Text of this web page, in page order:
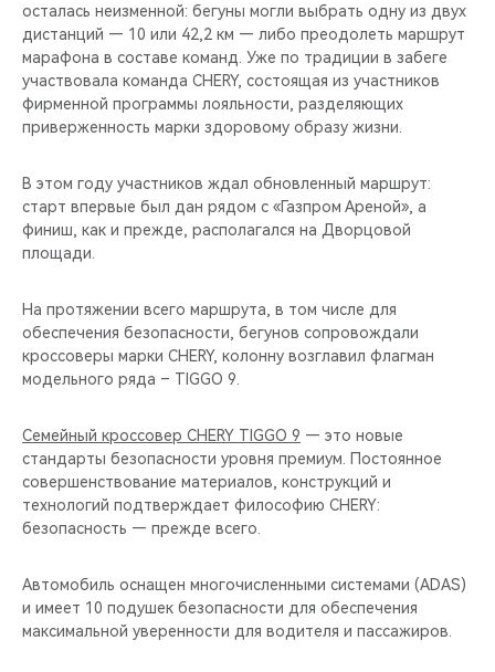
осталась неизменной: бегуны могли выбрать одну из двух
дистанций — 10 или 42,2 км — либо преодолеть маршрут
марафона в составе команд. Уже по традиции в забеге
участвовала команда CHERY, состоящая из участников
фирменной программы лояльности, разделяющих
приверженность марки здоровому образу жизни.
В этом году участников ждал обновленный маршрут:
старт впервые был дан рядом с «Газпром Ареной», а
финиш, как и прежде, располагался на Дворцовой
площади.
На протяжении всего маршрута, в том числе для
обеспечения безопасности, бегунов сопровождали
кроссоверы марки CHERY, колонну возглавил флагман
модельного ряда – TIGGO 9.
Семейный кроссовер CHERY TIGGO 9 — это новые
стандарты безопасности уровня премиум. Постоянное
совершенствование материалов, конструкций и
технологий подтверждает философию CHERY:
безопасность — прежде всего.
Автомобиль оснащен многочисленными системами (ADAS)
и имеет 10 подушек безопасности для обеспечения
максимальной уверенности для водителя и пассажиров.